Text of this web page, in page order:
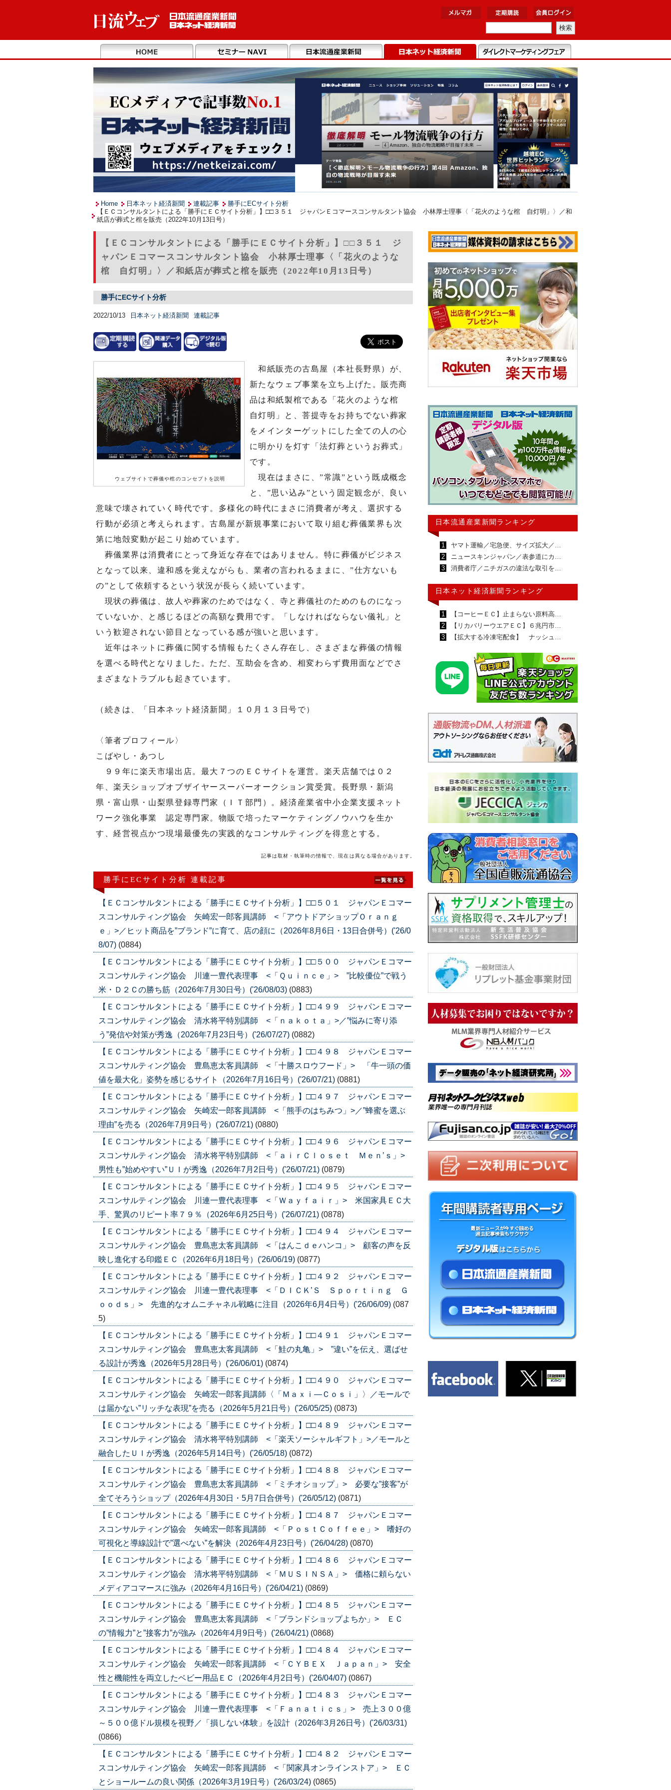
Home 日本ネット経済新聞 連載記事
勝手にECサイト分析
【ＥＣコンサルタントによる「勝手にＥＣサイト分析」】□□３５１ ジャパンＥコマースコンサルタント協会 小林厚士理事〈「花火のような棺 自灯明」〉／和
紙店が葬式と棺を販売（2022年10月13日号）
【ＥＣコンサルタントによる「勝手にＥＣサイト分析」】□□３５１ ジ
ャパンＥコマースコンサルタント協会 小林厚士理事〈「花火のような
棺 自灯明」〉／和紙店が葬式と棺を販売（2022年10月13日号）
勝手にECサイト分析
2022/10/13 日本ネット経済新聞 連載記事
ウェブサイトで葬儀や棺のコンセプトを説明
和紙販売の古島屋（本社長野県）が、
新たなウェブ事業を立ち上げた。販売商
品は和紙製棺である「花火のような棺
自灯明」と、菩提寺をお持ちでない葬家
をメインターゲットにした全ての人の心
に明かりを灯す「法灯葬というお葬式」
です。
現在はまさに、”常識”という既成概念
と、”思い込み”という固定観念が、良い
意味で壊されていく時代です。多様化の時代にまさに消費者が考え、選択する
行動が必須と考えられます。古島屋が新規事業において取り組む葬儀業界も次
第に地殻変動が起こり始めています。
葬儀業界は消費者にとって身近な存在ではありません。特に葬儀がビジネス
となって以来、違和感を覚えながらも、業者の言われるままに、”仕方ないも
の”として依頼するという状況が長らく続いています。
現状の葬儀は、故人や葬家のためではなく、寺と葬儀社のためのものになっ
ていないか、と感じるほどの高額な費用です。「しなければならない儀礼」と
いう歓迎されない節目となっている感が強いと思います。
近年はネットに葬儀に関する情報もたくさん存在し、さまざまな葬儀の情報
を選べる時代となりました。ただ、互助会を含め、相変わらず費用面などでさ
まざまなトラブルも起きています。
（続きは、「日本ネット経済新聞」１０月１３日号で）
〈筆者プロフィール〉
こばやし・あつし
９９年に楽天市場出店。最大７つのＥＣサイトを運営。楽天店舗では０２
年、楽天ショップオブザイヤースーパーオークション賞受賞。長野県・新潟
県・富山県・山梨県登録専門家（ＩＴ部門）。経済産業省中小企業支援ネット
ワーク強化事業 認定専門家。物販で培ったマーケティングノウハウを生か
す、経営視点かつ現場最優先の実践的なコンサルティングを得意とする。
記事は取材・執筆時の情報で、現在は異なる場合があります。
勝手にECサイト分析 連載記事
【ＥＣコンサルタントによる「勝手にＥＣサイト分析」】□□５０１ ジャパンＥコマー
スコンサルティング協会 矢崎宏一郎客員講師 <「アウトドアショップＯｒａｎｇ
ｅ」>／ヒット商品を”ブランド”に育て、店の顔に（2026年8月6日・13日合併号）('26/0
8/07) (0884)
【ＥＣコンサルタントによる「勝手にＥＣサイト分析」】□□５００ ジャパンＥコマー
スコンサルティング協会 川連一豊代表理事 <「Ｑｕｉｎｃｅ」> ”比較優位”で戦う
米・Ｄ２Ｃの勝ち筋（2026年7月30日号）('26/08/03) (0883)
【ＥＣコンサルタントによる「勝手にＥＣサイト分析」】□□４９９ ジャパンＥコマー
スコンサルティング協会 清水将平特別講師 <「ｎａｋｏｔａ」>／”悩みに寄り添
う”発信や対策が秀逸（2026年7月23日号）('26/07/27) (0882)
【ＥＣコンサルタントによる「勝手にＥＣサイト分析」】□□４９８ ジャパンＥコマー
スコンサルティング協会 豊島恵太客員講師 <「十勝スロウフード」> 「牛一頭の価
値を最大化」姿勢を感じるサイト（2026年7月16日号）('26/07/21) (0881)
【ＥＣコンサルタントによる「勝手にＥＣサイト分析」】□□４９７ ジャパンＥコマー
スコンサルティング協会 矢崎宏一郎客員講師 <「熊手のはちみつ」>／”蜂蜜を選ぶ
理由”を売る（2026年7月9日号）('26/07/21) (0880)
【ＥＣコンサルタントによる「勝手にＥＣサイト分析」】□□４９６ ジャパンＥコマー
スコンサルティング協会 清水将平特別講師 <「ａｉｒＣｌｏｓｅｔ Ｍｅｎ’ｓ」>
男性も”始めやすい”ＵＩが秀逸（2026年7月2日号）('26/07/21) (0879)
【ＥＣコンサルタントによる「勝手にＥＣサイト分析」】□□４９５ ジャパンＥコマー
スコンサルティング協会 川連一豊代表理事 <「Ｗａｙｆａｉｒ」> 米国家具ＥＣ大
手、驚異のリピート率７９％（2026年6月25日号）('26/07/21) (0878)
【ＥＣコンサルタントによる「勝手にＥＣサイト分析」】□□４９４ ジャパンＥコマー
スコンサルティング協会 豊島恵太客員講師 <「はんこｄｅハンコ」> 顧客の声を反
映し進化する印鑑ＥＣ（2026年6月18日号）('26/06/19) (0877)
【ＥＣコンサルタントによる「勝手にＥＣサイト分析」】□□４９２ ジャパンＥコマー
スコンサルティング協会 川連一豊代表理事 <「ＤＩＣＫ’Ｓ Ｓｐｏｒｔｉｎｇ Ｇ
ｏｏｄｓ」> 先進的なオムニチャネル戦略に注目（2026年6月4日号）('26/06/09) (087
5)
【ＥＣコンサルタントによる「勝手にＥＣサイト分析」】□□４９１ ジャパンＥコマー
スコンサルティング協会 豊島恵太客員講師 <「鮭の丸亀」> ”違い”を伝え、選ばせ
る設計が秀逸（2026年5月28日号）('26/06/01) (0874)
【ＥＣコンサルタントによる「勝手にＥＣサイト分析」】□□４９０ ジャパンＥコマー
スコンサルティング協会 矢崎宏一郎客員講師〈「Ｍａｘｉ―Ｃｏｓｉ」〉／モールで
は届かない”リッチな表現”を売る（2026年5月21日号）('26/05/25) (0873)
【ＥＣコンサルタントによる「勝手にＥＣサイト分析」】□□４８９ ジャパンＥコマー
スコンサルティング協会 清水将平特別講師 <「楽天ソーシャルギフト」>／モールと
融合したＵＩが秀逸（2026年5月14日号）('26/05/18) (0872)
【ＥＣコンサルタントによる「勝手にＥＣサイト分析」】□□４８８ ジャパンＥコマー
スコンサルティング協会 豊島恵太客員講師 <「ミチオショップ」> 必要な”接客”が
全てそろうショップ（2026年4月30日・5月7日合併号）('26/05/12) (0871)
【ＥＣコンサルタントによる「勝手にＥＣサイト分析」】□□４８７ ジャパンＥコマー
スコンサルティング協会 矢崎宏一郎客員講師 <「ＰｏｓｔＣｏｆｆｅｅ」> 嗜好の
可視化と導線設計で”選べない”を解決（2026年4月23日号）('26/04/28) (0870)
【ＥＣコンサルタントによる「勝手にＥＣサイト分析」】□□４８６ ジャパンＥコマー
スコンサルティング協会 清水将平特別講師 <「ＭＵＳＩＮＳＡ」> 価格に頼らない
メディアコマースに強み（2026年4月16日号）('26/04/21) (0869)
【ＥＣコンサルタントによる「勝手にＥＣサイト分析」】□□４８５ ジャパンＥコマー
スコンサルティング協会 豊島恵太客員講師 <「ブランドショップよちか」> ＥＣ
の”情報力”と”接客力”が強み（2026年4月9日号）('26/04/21) (0868)
【ＥＣコンサルタントによる「勝手にＥＣサイト分析」】□□４８４ ジャパンＥコマー
スコンサルティング協会 矢崎宏一郎客員講師 <「ＣＹＢＥＸ Ｊａｐａｎ」> 安全
性と機能性を両立したベビー用品ＥＣ（2026年4月2日号）('26/04/07) (0867)
【ＥＣコンサルタントによる「勝手にＥＣサイト分析」】□□４８３ ジャパンＥコマー
スコンサルティング協会 川連一豊代表理事 <「Ｆａｎａｔｉｃｓ」> 売上３００億
～５００億ドル規模を視野／「損しない体験」を設計（2026年3月26日号）('26/03/31)
(0866)
【ＥＣコンサルタントによる「勝手にＥＣサイト分析」】□□４８２ ジャパンＥコマー
スコンサルティング協会 矢崎宏一郎客員講師 <「関家具オンラインストア」> ＥＣ
とショールームの良い関係（2026年3月19日号）('26/03/24) (0865)
日本流通産業新聞ランキング
1
ヤマト運輸／宅急便、サイズ拡大／…
2
ニュースキンジャパン／表参道にカ…
3
消費者庁／ニチガスの違法な取引を…
日本ネット経済新聞ランキング
1
【コーヒーＥＣ】止まらない原料高…
2
【リカバリーウエアＥＣ】６兆円市…
3
【拡大する冷凍宅配食】 ナッシュ…